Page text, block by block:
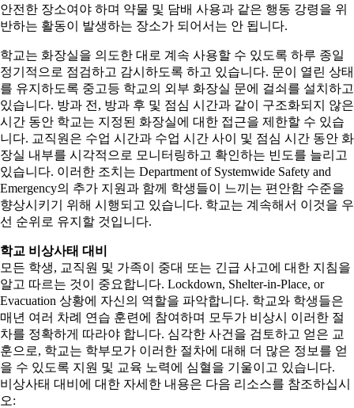
안전한 장소여야 하며 약물 및 담배 사용과 같은 행동 강령을 위
반하는 활동이 발생하는 장소가 되어서는 안 됩니다.
학교는 화장실을 의도한 대로 계속 사용할 수 있도록 하루 종일
정기적으로 점검하고 감시하도록 하고 있습니다. 문이 열린 상태
를 유지하도록 중고등 학교의 외부 화장실 문에 걸쇠를 설치하고
있습니다. 방과 전, 방과 후 및 점심 시간과 같이 구조화되지 않은
시간 동안 학교는 지정된 화장실에 대한 접근을 제한할 수 있습
니다. 교직원은 수업 시간과 수업 시간 사이 및 점심 시간 동안 화
장실 내부를 시각적으로 모니터링하고 확인하는 빈도를 늘리고
있습니다. 이러한 조치는 Department of Systemwide Safety and
Emergency의 추가 지원과 함께 학생들이 느끼는 편안함 수준을
향상시키기 위해 시행되고 있습니다. 학교는 계속해서 이것을 우
선 순위로 유지할 것입니다.
학교 비상사태 대비
모든 학생, 교직원 및 가족이 중대 또는 긴급 사고에 대한 지침을
알고 따르는 것이 중요합니다. Lockdown, Shelter-in-Place, or
Evacuation 상황에 자신의 역할을 파악합니다. 학교와 학생들은
매년 여러 차례 연습 훈련에 참여하며 모두가 비상시 이러한 절
차를 정확하게 따라야 합니다. 심각한 사건을 검토하고 얻은 교
훈으로, 학교는 학부모가 이러한 절차에 대해 더 많은 정보를 얻
을 수 있도록 지원 및 교육 노력에 심혈을 기울이고 있습니다.
비상사태 대비에 대한 자세한 내용은 다음 리소스를 참조하십시
오: